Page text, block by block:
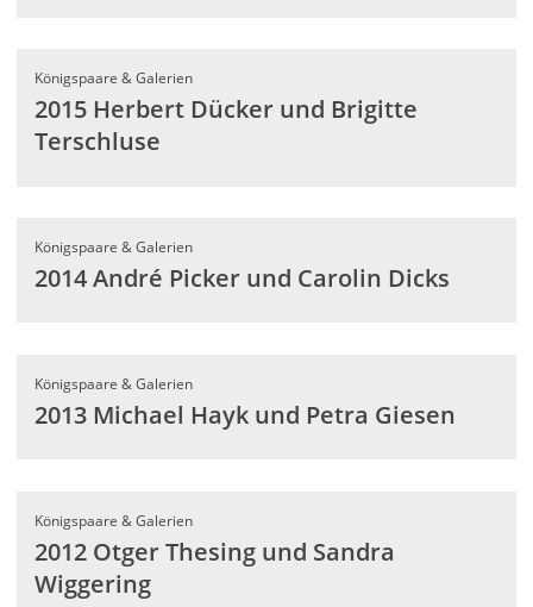
Königspaare & Galerien
2015 Herbert Dücker und Brigitte
Terschluse
Königspaare & Galerien
2014 André Picker und Carolin Dicks
Königspaare & Galerien
2013 Michael Hayk und Petra Giesen
Königspaare & Galerien
2012 Otger Thesing und Sandra
Wiggering